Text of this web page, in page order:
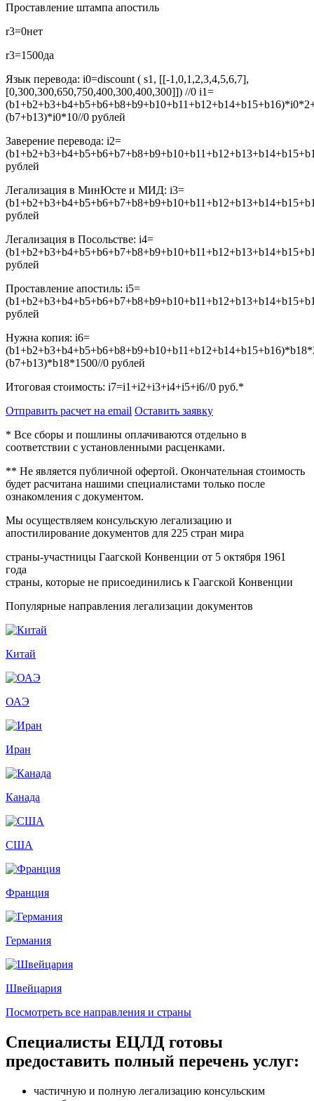
Проставление штампа апостиль
r3=0нет
r3=1500да
Язык перевода: i0=discount ( s1, [[-1,0,1,2,3,4,5,6,7],
[0,300,300,650,750,400,300,400,300]]) //0 i1=
(b7+b13)*i0*10//0 рублей
Заверение перевода: i2=
рублей
Легализация в МинЮсте и МИД: i3=
рублей
Легализация в Посольстве: i4=
рублей
Проставление апостиль: i5=
рублей
Нужна копия: i6=
(b7+b13)*b18*1500//0 рублей
Итоговая стоимость: i7=i1+i2+i3+i4+i5+i6//0 руб.*
Отправить расчет на email Оставить заявку
* Все сборы и пошлины оплачиваются отдельно в
соответствии с установленными расценками.
** Не является публичной офертой. Окончательная стоимость
будет расчитана нашими специалистами только после
ознакомления с документом.
Мы осуществляем консульскую легализацию и
апостилирование документов для 225 стран мира
страны-участницы Гаагской Конвенции от 5 октября 1961
года
страны, которые не присоединились к Гаагской Конвенции
Популярные направления легализации документов
Китай
ОАЭ
Иран
Канада
США
Франция
Германия
Швейцария
Посмотреть все направления и страны
Специалисты ЕЦЛД готовы
предоставить полный перечень услуг:
частичную и полную легализацию консульским